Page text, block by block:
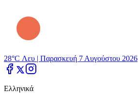
28°C Λευ | Παρασκευή 7 Αυγούστου 2026
Ελληνικά